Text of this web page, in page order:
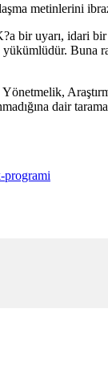
metinlerini
uyarı, idari bir
dair
programi